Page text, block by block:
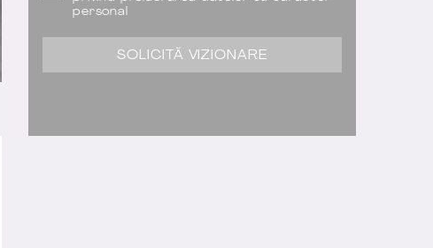
personal
SOLICITĂ VIZIONARE